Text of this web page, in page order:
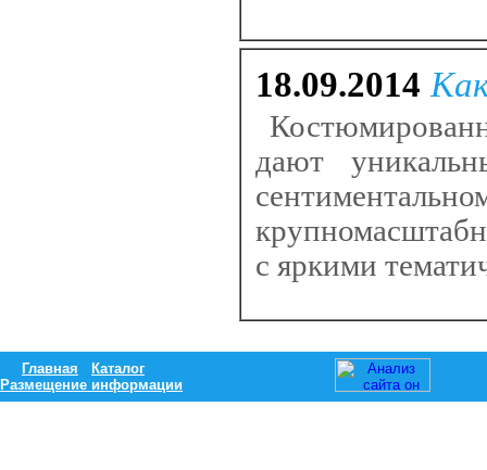
18.09.2014
дают
с яркими
Главная
Каталог
Размещение информации